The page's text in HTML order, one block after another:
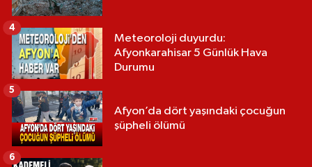
Meteoroloji duyurdu:
Afyonkarahisar 5 Günlük Hava
Durumu
4
Afyon’da dört yaşındaki çocuğun
şüpheli ölümü
5
6